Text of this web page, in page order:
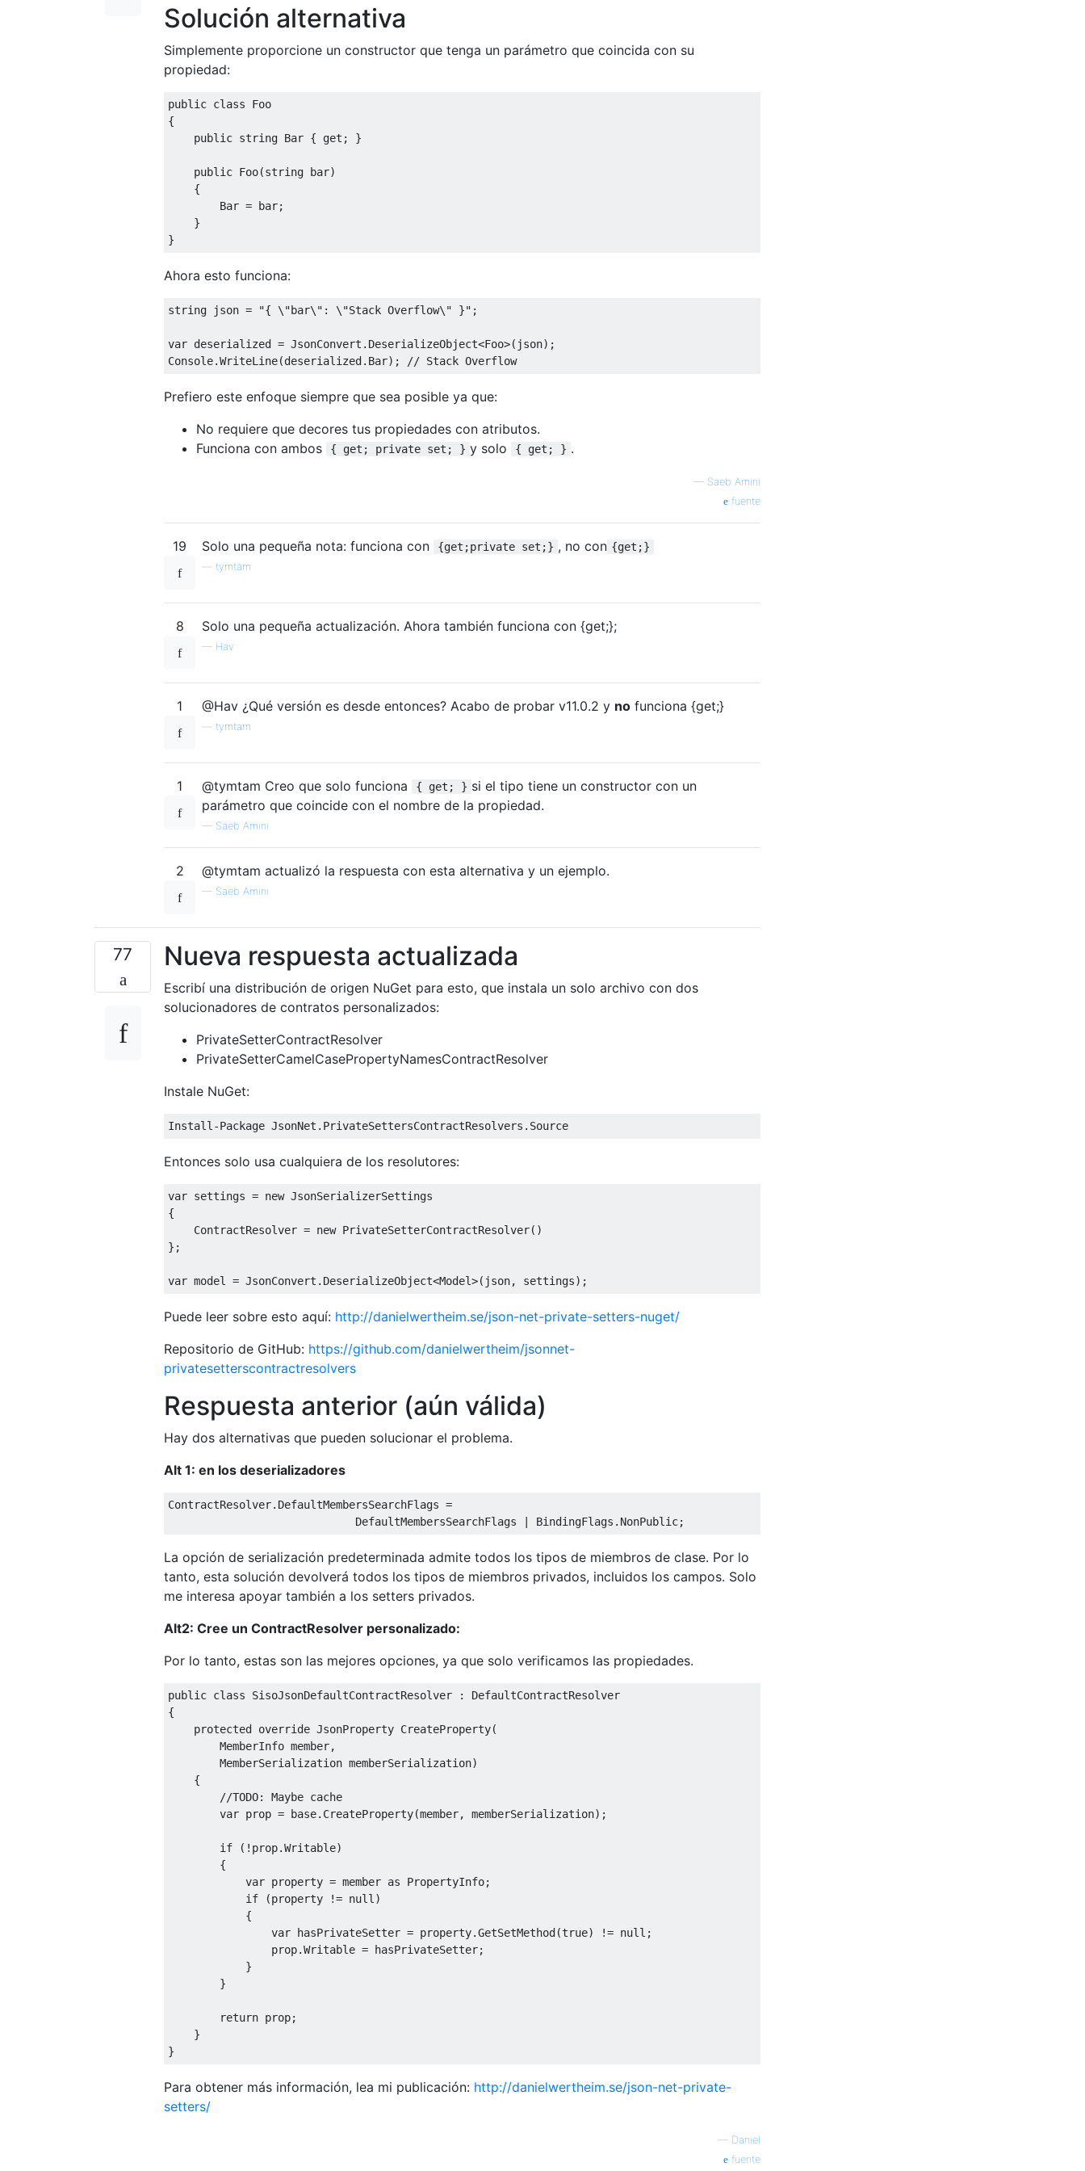
Solución alternativa
Simplemente proporcione un constructor que tenga un parámetro que coincida con su
propiedad:
public class
Foo
{
public string Bar { get ; }
public Foo(string bar)
{
Bar = bar;
}
}
Ahora esto funciona:
string json = "{ \"bar\": \"Stack Overflow\" }" ;
var deserialized = JsonConvert . DeserializeObject<Foo>( json);
Console.WriteLine(deserialized. Bar); // Stack Overflow
Prefiero este enfoque siempre que sea posible ya que:
No requiere que decores tus propiedades con atributos.
Funciona con ambos
{ get; private set; } y solo { get; } .
— Saeb Amini
fuente
19 Solo una pequeña nota: funciona con {get;private set;} , no con {get;}
tymtam
8 Solo una pequeña actualización. Ahora también funciona con {get;};
— Hav
1 @Hav ¿Qué versión es desde entonces? Acabo de probar v11.0.2 y no funciona {get;}
tymtam
1 @tymtam Creo que solo funciona { get; } si el tipo tiene un constructor con un
parámetro que coincide con el nombre de la propiedad.
— Saeb Amini
2 @tymtam actualizó la respuesta con esta alternativa y un ejemplo.
— Saeb Amini
77 Nueva respuesta actualizada
Escribí una distribución de origen NuGet para esto, que instala un solo archivo con dos
solucionadores de contratos personalizados:
PrivateSetterContractResolver
PrivateSetterCamelCasePropertyNamesContractResolver
Instale NuGet:
Install -Package JsonNet . PrivateSettersContractResolvers . Source
Entonces solo usa cualquiera de los resolutores:
var settings = new JsonSerializerSettings
{
ContractResolver = new PrivateSetterContractResolver()
};
var model = JsonConvert . DeserializeObject<Model>( json, settings);
Puede leer sobre esto aquí: http://danielwertheim.se/json-net-private-setters-nuget/
Repositorio de GitHub: https://github.com/danielwertheim/jsonnet-
privatesetterscontractresolvers
Respuesta anterior (aún válida)
Hay dos alternativas que pueden solucionar el problema.
Alt 1: en los deserializadores
ContractResolver. DefaultMembersSearchFlags =
DefaultMembersSearchFlags
| BindingFlags . NonPublic;
La opción de serialización predeterminada admite todos los tipos de miembros de clase. Por lo
tanto, esta solución devolverá todos los tipos de miembros privados, incluidos los campos. Solo
me interesa apoyar también a los setters privados.
Alt2: Cree un ContractResolver personalizado:
Por lo tanto, estas son las mejores opciones, ya que solo verificamos las propiedades.
public class SisoJsonDefaultContractResolver :
DefaultContractResolver
{
protected override JsonProperty CreateProperty(
MemberInfo member,
MemberSerialization memberSerialization)
{
//TODO: Maybe cache
var prop = base. CreateProperty(member, memberSerialization);
if (! prop.Writable)
{
var property = member as PropertyInfo;
if
(property != null )
{
var hasPrivateSetter = property.GetSetMethod(true) != null ;
                prop
.Writable = hasPrivateSetter;
}
}
return prop;
}
}
Para obtener más información, lea mi publicación: http://danielwertheim.se/json-net-private-
setters/
— Daniel
fuente